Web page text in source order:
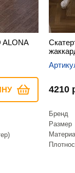
ALONA
4210
Бренд
Размер